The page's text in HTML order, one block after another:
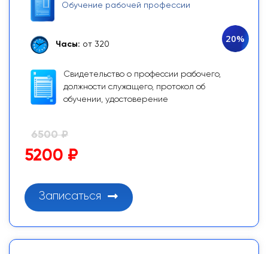
Обучение рабочей профессии
Часы: от 320
Свидетельство о профессии рабочего,
должности служащего, протокол об
обучении, удостоверение
20%
6500 ₽
5200 ₽
Записаться